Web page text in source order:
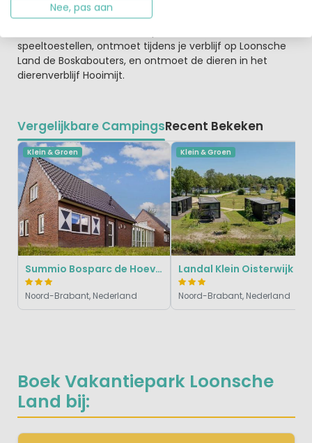
Boek Vakantiepark Loonsche
Land bij:
Tussen de boomtoppen kijk je uit op het bos, de heide
speeltoestellen, ontmoet tijdens je verblijf op Loonsche
Land de Boskabouters, en ontmoet de dieren in het
dierenverblijf Hooimijt.
Vergelijkbare CampingsRecent Bekeken
Klein & Groen
Summio Bosparc de Hoevenaer
Noord-Brabant, Nederland
Klein & Groen
Landal Klein Oisterwijk
Noord-Brabant, Nederland
Nee, pas aan